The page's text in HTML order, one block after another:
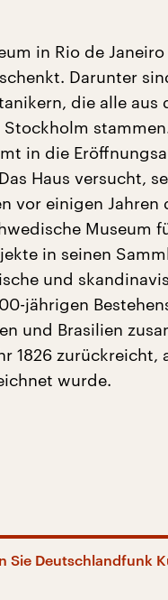
in Rio de
Darunter
die alle aus
in die
Haus versucht,
vor einigen Jahren
Museum
in seinen
und
jährigen
und Brasilien
1826 zurückreicht,
wurde.
Sie Deutschlandfunk